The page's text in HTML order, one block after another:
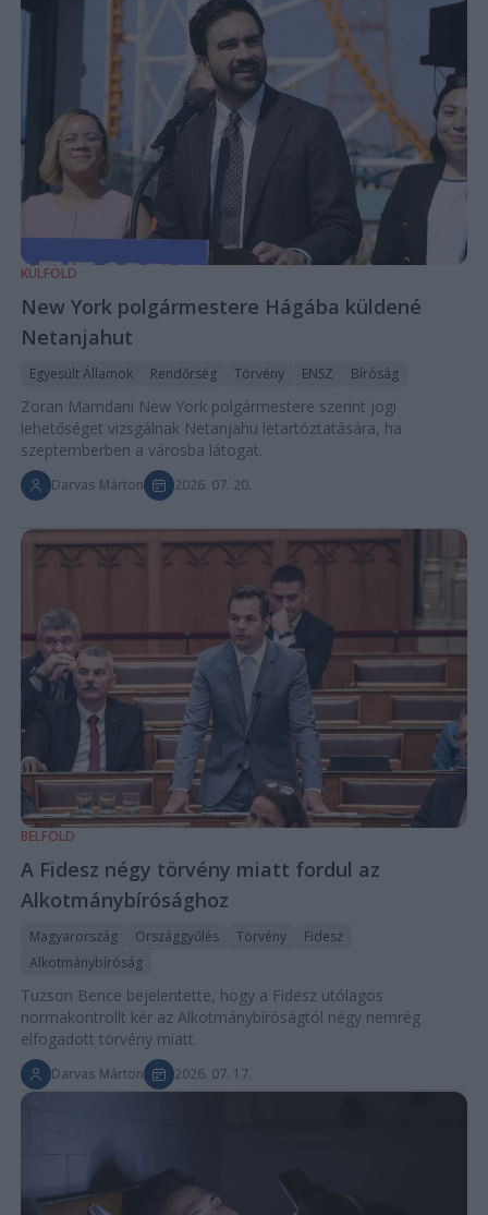
KÜLFÖLD
New York polgármestere Hágába küldené
Netanjahut
Egyesült Államok Rendőrség Törvény ENSZ Bíróság
Zoran Mamdani New York polgármestere szerint jogi
lehetőséget vizsgálnak Netanjahu letartóztatására, ha
szeptemberben a városba látogat.
Darvas Márton 2026. 07. 20.
BELFÖLD
A Fidesz négy törvény miatt fordul az
Alkotmánybírósághoz
Magyarország Országgyűlés Törvény
Fidesz
Alkotmánybíróság
Tuzson Bence bejelentette, hogy a Fidesz utólagos
normakontrollt kér az Alkotmánybíróságtól négy nemrég
elfogadott törvény miatt.
Darvas Márton 2026. 07. 17.